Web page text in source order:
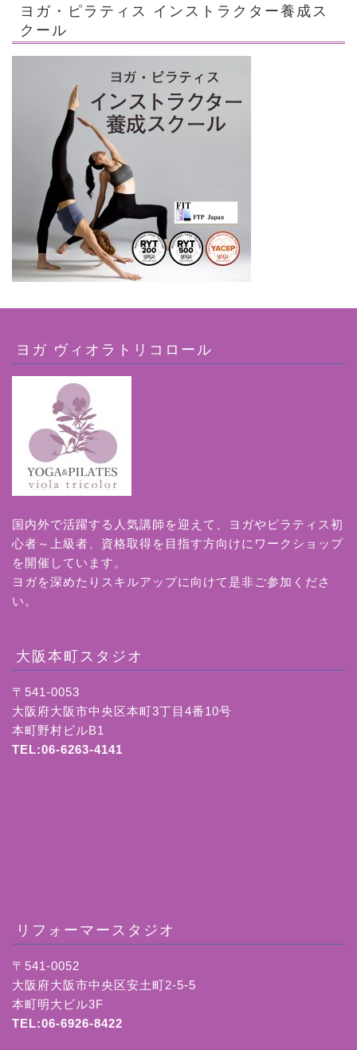
ヨガ・ピラティス インストラクター養成ス
クール
ヨガ ヴィオラトリコロール
国内外で活躍する人気講師を迎えて、ヨガやピラティス初
心者～上級者、資格取得を目指す方向けにワークショップ
を開催しています。
ヨガを深めたりスキルアップに向けて是非ご参加くださ
い。
大阪本町スタジオ
〒541-0053
大阪府大阪市中央区本町3丁目4番10号
本町野村ビルB1
TEL:06-6263-4141
リフォーマースタジオ
〒541-0052
大阪府大阪市中央区安土町2-5-5
本町明大ビル3F
TEL:06-6926-8422